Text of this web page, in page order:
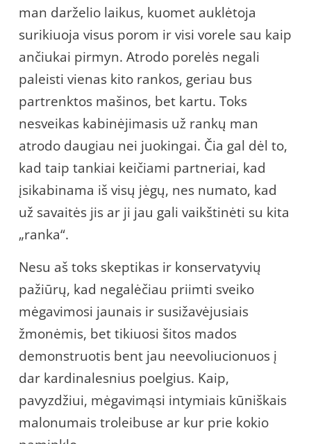
man darželio laikus, kuomet auklėtoja
surikiuoja visus porom ir visi vorele sau kaip
ančiukai pirmyn. Atrodo porelės negali
paleisti vienas kito rankos, geriau bus
partrenktos mašinos, bet kartu. Toks
nesveikas kabinėjimasis už rankų man
atrodo daugiau nei juokingai. Čia gal dėl to,
kad taip tankiai keičiami partneriai, kad
įsikabinama iš visų jėgų, nes numato, kad
už savaitės jis ar ji jau gali vaikštinėti su kita
„ranka“.
Nesu aš toks skeptikas ir konservatyvių
pažiūrų, kad negalėčiau priimti sveiko
mėgavimosi jaunais ir susižavėjusiais
žmonėmis, bet tikiuosi šitos mados
demonstruotis bent jau neevoliucionuos į
dar kardinalesnius poelgius. Kaip,
pavyzdžiui, mėgavimąsi intymiais kūniškais
malonumais troleibuse ar kur prie kokio